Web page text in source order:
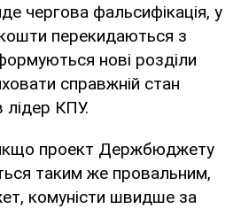
чергова фальсифікація, у
перекидаються з
нові розділи
справжній стан
лідер КПУ.
проект Держбюджету
таким же провальним,
комуністи швидше за